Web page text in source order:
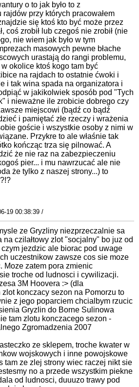
o to jak było to z
przy których pracowałem
się ktoś kto być może przez
coś zrobił lub czegoś nie zrobił (nie
nie wiem jak było w tym
masowych pewne błache
urastają do rangi problemu,
okolice ktoś kogo tam być
na rajdach to ostatnie ćwoki i
i tak wina spada na organizatora i
w jakikolwiek sposób pod "Tych
i nieważne ile zrobicie dobrego czy
miejscowi (bądź co bądź
i pamiętać złe rzeczy i wrażenia
goście i wszystkie osoby z nimi w
Przykre to ale właśnie tak
kończąc trza się pilnować. A
że nie raz na zabezpieczeniu
pier... i mu nawrzucać ale nie
że tylko z naszej strony...) to
19 00:38:39 /
ze Gryzliny niezprzeczalnie sa
czilałtowy zlot "socjalny" bo juz od
jezdzic ale biorac pod uwage
uczestnikow zawsze cos sie moze
Moze zatem pora zmienic
troche od ludnosci i cywilizacji.
3M Hoovera :> (dla
konczacy sezon na Pomorzu to
z jego poparciem chcialbym rzucic
Gryzlin do Borne Sulinowa
tam zlotu konczacego sezon -
Zgromadzenia 2007
ze sklepem, troche kwater w
wojskowych i inne powojskowe
tam ze zlej strony wiec raczej nikt sie
no a przede wszystkim piekne
od ludnosci, duuuzo trawy pod